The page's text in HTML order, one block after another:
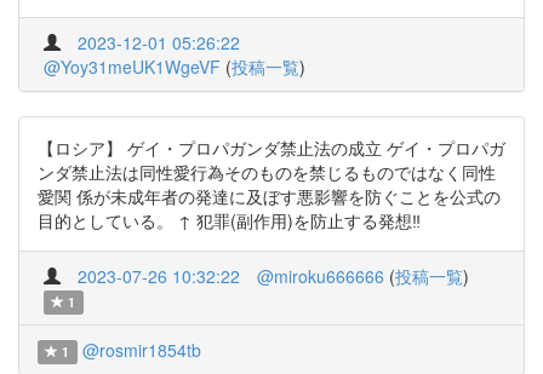
2023-12-01 05:26:22
@Yoy31meUK1WgeVF (投稿一覧)
【ロシア】 ゲイ・プロパガンダ禁止法の成立 ゲイ・プロパガ
ンダ禁止法は同性愛行為そのものを禁じるものではなく同性
愛関 係が未成年者の発達に及ぼす悪影響を防ぐことを公式の
目的としている。 ↑ 犯罪(副作用)を防止する発想‼️
2023-07-26 10:32:22 @miroku666666 (投稿一覧)
1
1 @rosmir1854tb